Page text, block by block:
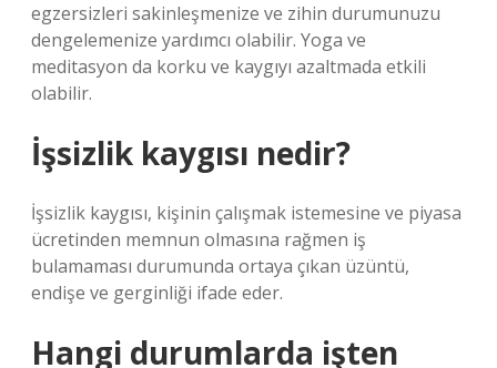
egzersizleri sakinleşmenize ve zihin durumunuzu
dengelemenize yardımcı olabilir. Yoga ve
meditasyon da korku ve kaygıyı azaltmada etkili
olabilir.
İşsizlik kaygısı nedir?
İşsizlik kaygısı, kişinin çalışmak istemesine ve piyasa
ücretinden memnun olmasına rağmen iş
bulamaması durumunda ortaya çıkan üzüntü,
endişe ve gerginliği ifade eder.
Hangi durumlarda işten